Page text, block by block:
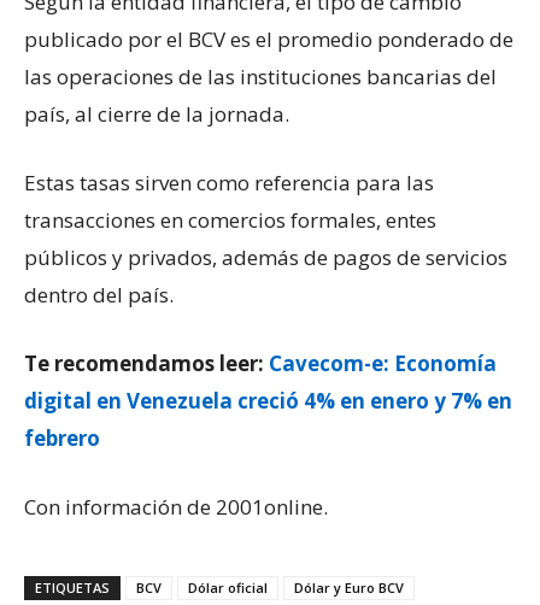
publicado por el BCV es el promedio ponderado de
las operaciones de las instituciones bancarias del
país, al cierre de la jornada.
Estas tasas sirven como referencia para las
transacciones en comercios formales, entes
públicos y privados, además de pagos de servicios
dentro del país.
Te recomendamos leer: Cavecom-e: Economía
digital en Venezuela creció 4% en enero y 7% en
febrero
Con información de 2001online.
ETIQUETAS BCV Dólar oficial
Dólar y Euro BCV